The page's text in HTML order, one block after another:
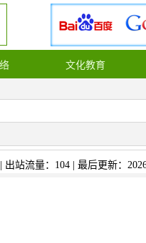
文化教育
出站流量：104 | 最后更新：